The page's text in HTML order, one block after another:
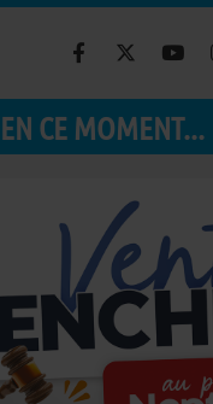
EN CE MOMENT...